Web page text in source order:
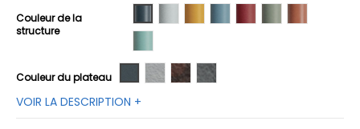
Couleur de la
structure
Couleur du plateau M01 Anthracite
HPL BlancH02 RouilleH03 Ciment
VOIR LA DESCRIPTION +